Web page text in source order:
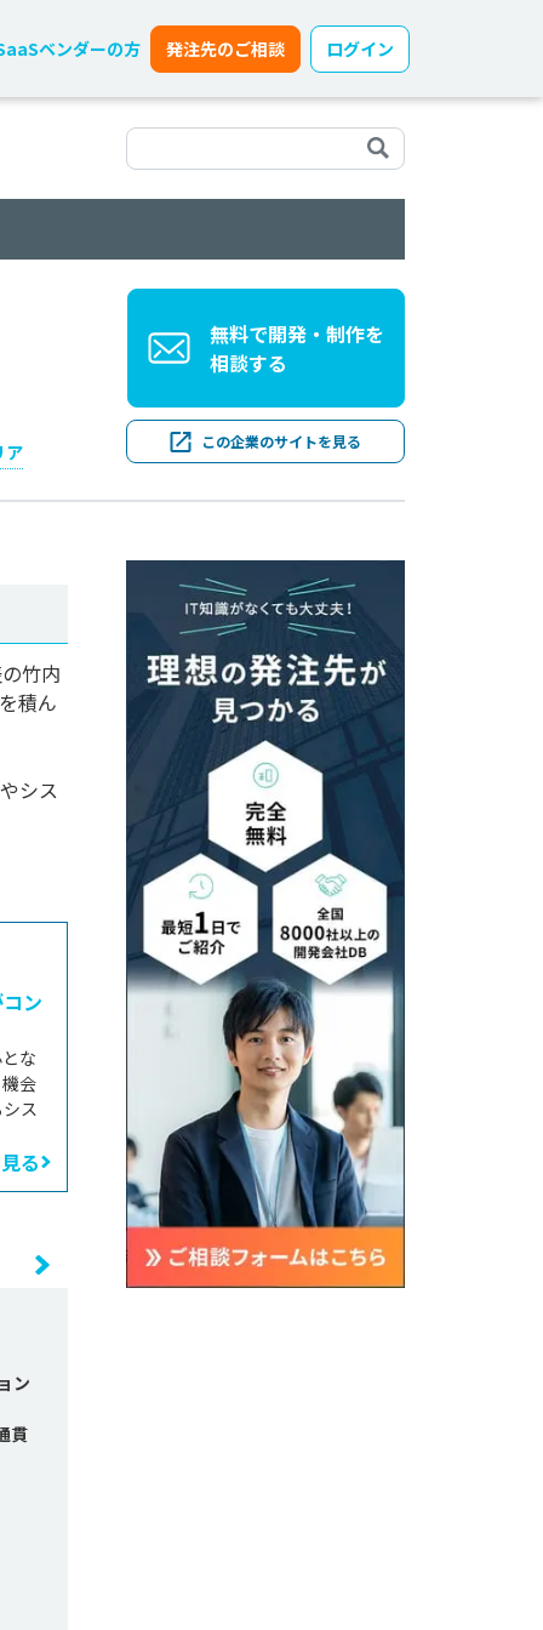
ベンダーの方 発注先のご相談 ログイン
ア
無料で開発・制作を
相談する
この企業のサイトを見る
竹内
積ん
シス
ン
な
会
ス
る
ン
貫